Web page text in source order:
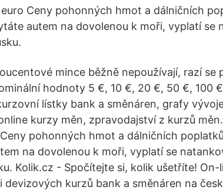
Ceny pohonných hmot a dálničních
autem na dovolenou k moři, vyplatí se
mince běžně nepoužívají, razí se
hodnoty 5 €, 10 €, 20 €, 50 €, 100
lístky bank a směnáren, grafy
kurzy měn, zpravodajství z kurzů
pohonných hmot a dálničních
na dovolenou k moři, vyplatí se
Kolik.cz - Spočítejte si, kolik ušetříte! On-
kurzů bank a směnáren na